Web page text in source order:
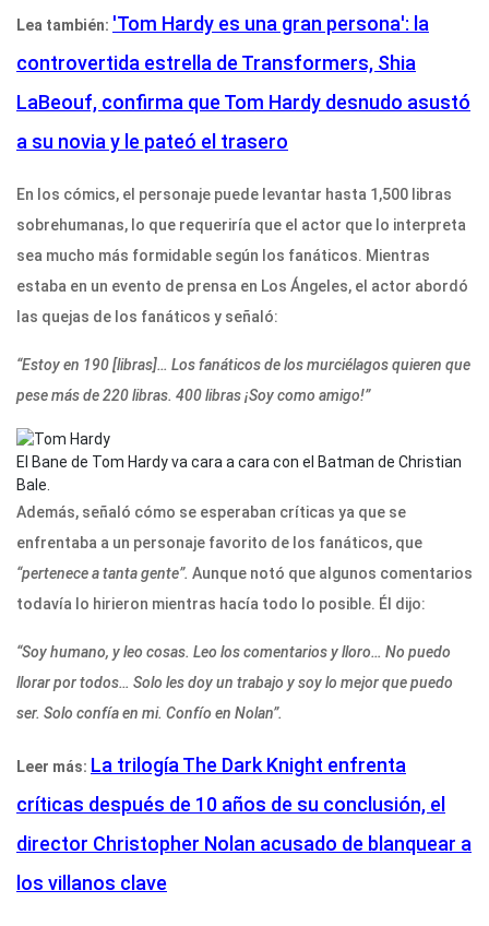
Lea también: 'Tom Hardy es una gran persona': la
controvertida estrella de Transformers, Shia
LaBeouf, confirma que Tom Hardy desnudo asustó
a su novia y le pateó el trasero
En los cómics, el personaje puede levantar hasta 1,500 libras
sobrehumanas, lo que requeriría que el actor que lo interpreta
sea mucho más formidable según los fanáticos. Mientras
estaba en un evento de prensa en Los Ángeles, el actor abordó
las quejas de los fanáticos y señaló:
“Estoy en 190 [libras]… Los fanáticos de los murciélagos quieren que
pese más de 220 libras. 400 libras ¡Soy como amigo!”
El Bane de Tom Hardy va cara a cara con el Batman de Christian
Bale.
Además, señaló cómo se esperaban críticas ya que se
enfrentaba a un personaje favorito de los fanáticos, que
“pertenece a tanta gente”. Aunque notó que algunos comentarios
todavía lo hirieron mientras hacía todo lo posible. Él dijo:
“Soy humano, y leo cosas. Leo los comentarios y lloro… No puedo
llorar por todos… Solo les doy un trabajo y soy lo mejor que puedo
ser. Solo confía en mi. Confío en Nolan”.
Leer más: La trilogía The Dark Knight enfrenta
críticas después de 10 años de su conclusión, el
director Christopher Nolan acusado de blanquear a
los villanos clave